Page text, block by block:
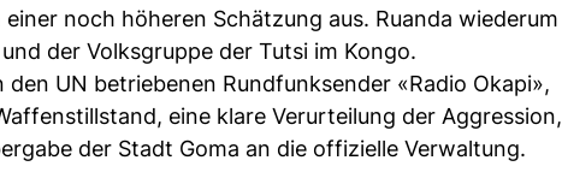
noch höheren Schätzung aus. Ruanda wiederum
der Volksgruppe der Tutsi im Kongo.
UN betriebenen Rundfunksender «Radio Okapi»,
eine klare Verurteilung der Aggression,
der Stadt Goma an die offizielle Verwaltung.